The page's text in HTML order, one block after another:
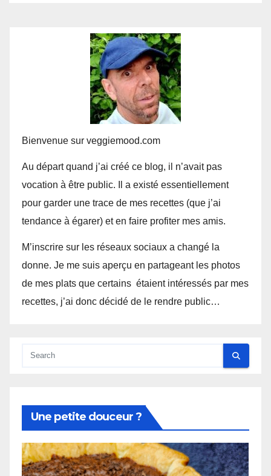
Bienvenue sur veggiemood.com
Au départ quand j’ai créé ce blog, il n’avait pas
vocation à être public. Il a existé essentiellement
pour garder une trace de mes recettes (que j’ai
tendance à égarer) et en faire profiter mes amis.
M’inscrire sur les réseaux sociaux a changé la
donne. Je me suis aperçu en partageant les photos
de mes plats que certains étaient intéressés par mes
recettes, j’ai donc décidé de le rendre public…
Une petite douceur ?